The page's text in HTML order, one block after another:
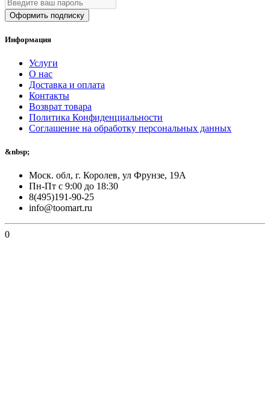
Оформить подписку
Информация
Услуги
О нас
Доставка и оплата
Контакты
Возврат товара
Политика Конфиденциальности
Соглашение на обработку персональных данных
&nbsp;
Моск. обл, г. Королев, ул Фрунзе, 19А
Пн-Пт с 9:00 до 18:30
8(495)191-90-25
info@toomart.ru
0